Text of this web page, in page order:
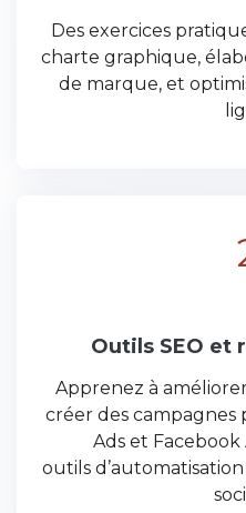
Des exercices
charte graphique,
de marque, et
Outils SEO et
Apprenez à
créer des campagnes
Ads et Facebook
outils